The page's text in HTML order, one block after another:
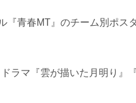
『青春MT』のチーム別ポス
ドラマ『雲が描いた月明り